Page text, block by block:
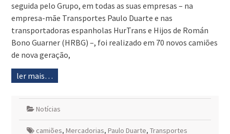
seguida pelo Grupo, em todas as suas empresas – na
empresa-mãe Transportes Paulo Duarte e nas
transportadoras espanholas HurTrans e Hijos de Román
Bono Guarner (HRBG) –, foi realizado em 70 novos camiões
de nova geração,
ler mais…
Notícias
camiões, Mercadorias, Paulo Duarte, Transportes